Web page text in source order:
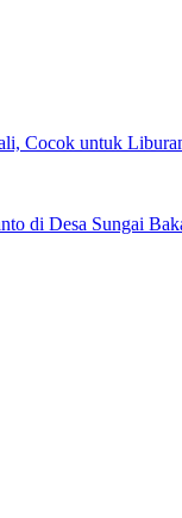
Cocok untuk
di Desa Sungai